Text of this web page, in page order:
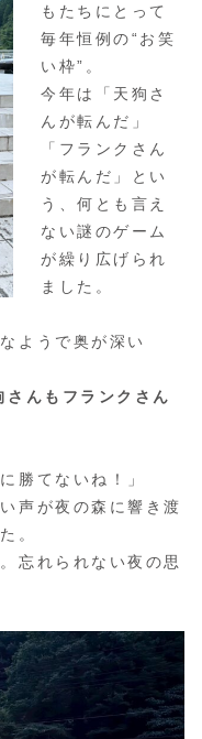
もたちにとって
毎年恒例の“お笑
い枠”。
今年は「天狗さ
んが転んだ」
「フランクさん
が転んだ」とい
う、何とも言え
ない謎のゲーム
が繰り広げられ
ました。
ようで奥が深い
さんもフランクさん
勝てないね！」
声が夜の森に響き渡
。
忘れられない夜の思